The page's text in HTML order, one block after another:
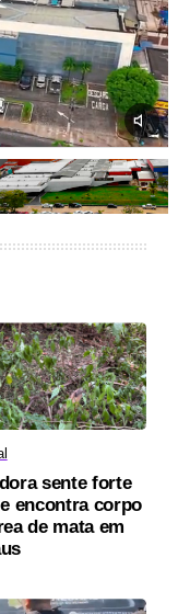
sente forte
encontra corpo
de mata em